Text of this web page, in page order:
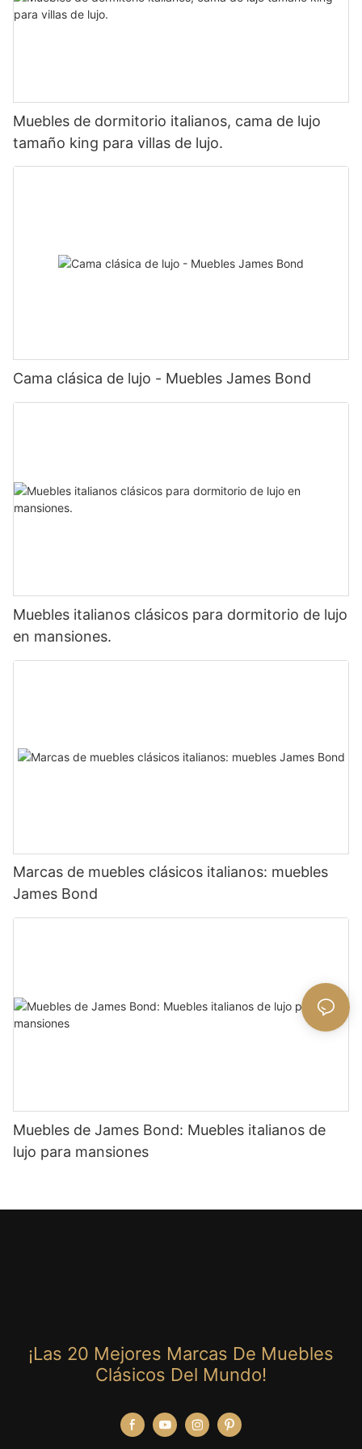
Muebles de dormitorio italianos, cama de lujo
tamaño king para villas de lujo.
Cama clásica de lujo - Muebles James Bond
Muebles italianos clásicos para dormitorio de lujo
en mansiones.
Marcas de muebles clásicos italianos: muebles
James Bond
Muebles de James Bond: Muebles italianos de
lujo para mansiones
¡Las 20 Mejores Marcas De Muebles
Clásicos Del Mundo!